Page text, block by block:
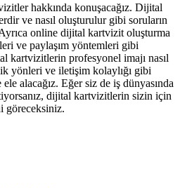
hakkında konuşacağız. Dijital
ve nasıl oluşturulur gibi soruların
online dijital kartvizit oluşturma
ve paylaşım yöntemleri gibi
kartvizitlerin profesyonel imajı nasıl
yönleri ve iletişim kolaylığı gibi
alacağız. Eğer siz de iş dünyasında
dijital kartvizitlerin sizin için
göreceksiniz.